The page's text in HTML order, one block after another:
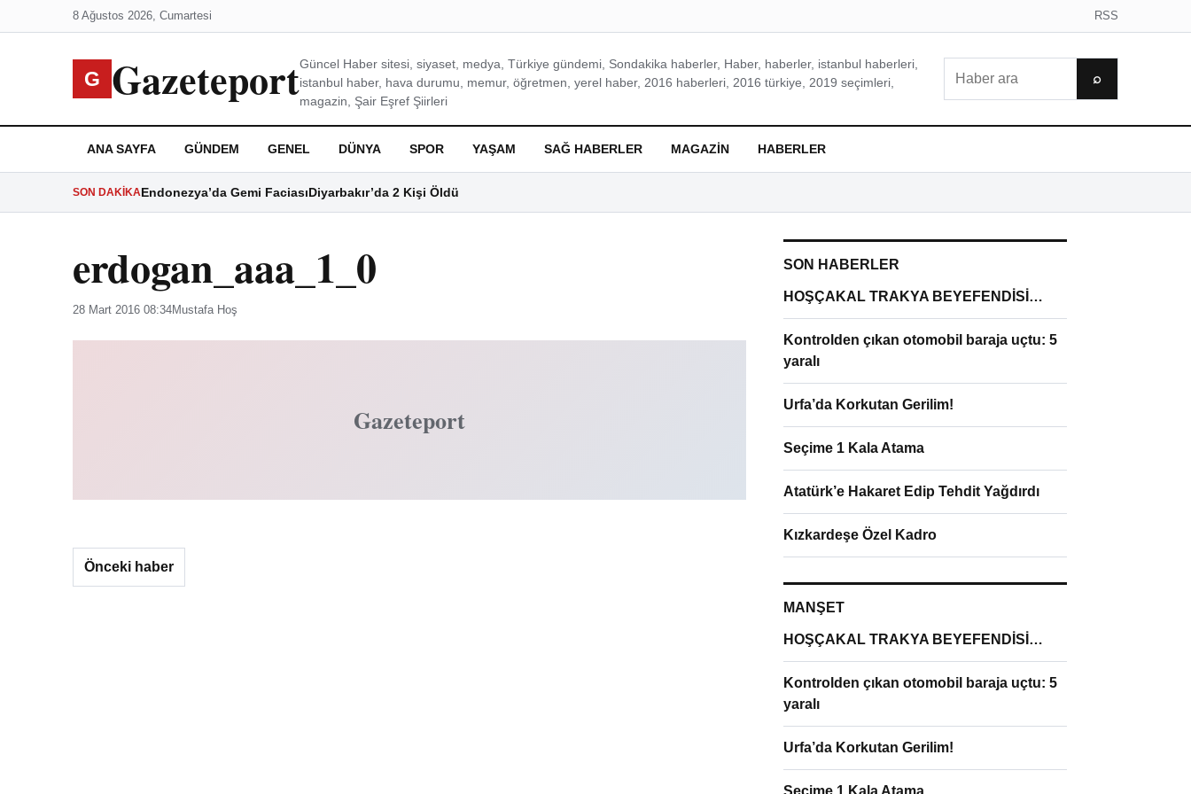
8 Ağustos 2026, Cumartesi RSS
G GazeteportGüncel Haber sitesi, siyaset, medya, Türkiye gündemi, Sondakika haberler, Haber, haberler, istanbul haberleri,
istanbul haber, hava durumu, memur, öğretmen, yerel haber, 2016 haberleri, 2016 türkiye, 2019 seçimleri,
magazin, Şair Eşref Şiirleri
⌕
ANA SAYFA GÜNDEM GENEL DÜNYA SPOR YAŞAM SAĞ HABERLER MAGAZIN HABERLER
SON DAKIKAEndonezya’da Gemi FaciasıDiyarbakır’da 2 Kişi Öldü
erdogan_aaa_1_0
28 Mart 2016 08:34Mustafa Hoş
Gazeteport
Önceki haber
SON HABERLER
HOŞÇAKAL TRAKYA BEYEFENDİSİ…
Kontrolden çıkan otomobil baraja uçtu: 5
yaralı
Urfa’da Korkutan Gerilim!
Seçime 1 Kala Atama
Atatürk’e Hakaret Edip Tehdit Yağdırdı
Kızkardeşe Özel Kadro
MANŞET
HOŞÇAKAL TRAKYA BEYEFENDİSİ…
Kontrolden çıkan otomobil baraja uçtu: 5
yaralı
Urfa’da Korkutan Gerilim!
Seçime 1 Kala Atama